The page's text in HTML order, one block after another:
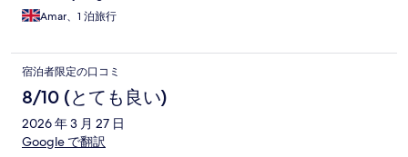
Amar、1 泊旅行
宿泊者限定の口コミ
8/10 (とても良い)
2026 年 3 月 27 日
Google で翻訳